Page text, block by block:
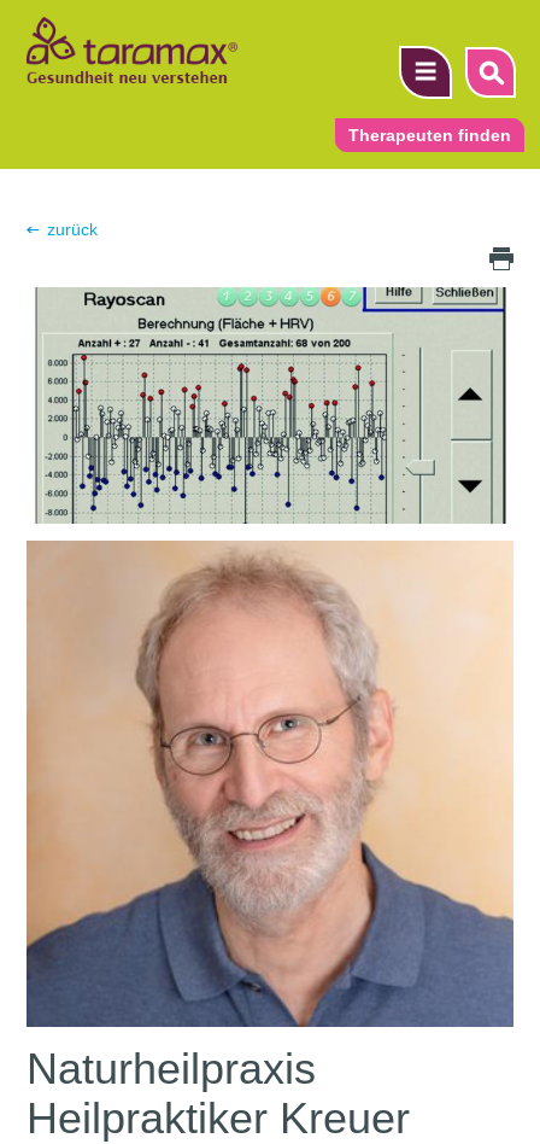
Therapeuten finden
zurück
Naturheilpraxis
Heilpraktiker Kreuer